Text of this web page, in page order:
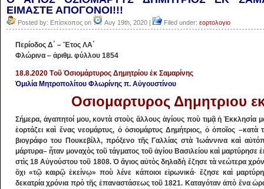
ΕΙΜΑΣΤΕ ΑΠΟΓΟΝΟΙ!!!
Posted by: Επίσκοπος on Αυγ 19th, 2020 | Filed under: εορτολογιο
Περίοδος Δ΄ – Ἔτος ΛΑ΄
Φλώρινα – ἀριθμ. φύλλου 1854
18.8.2020 Tοῦ Ὁσιομάρτυρος Δημητρίου ἐκ Σαμαρίνης
Ὁμιλία Μητροπολίτου Φλωρίνης π. Αὐγουστίνου
Οσιομαρτυρος Δημητριου
Σήμερα, ἀγαπητοί μου, κοντὰ στοὺς ἄλ­λους ἁγίους ποὺ τιμᾷ ἡ Ἐκκλησία
ἑ­ορτάζει καὶ ἕνας νεομάρτυς, ὁ ὁσιο­μάρ­τυς Δη­μήτριος, ὁ ὁποῖος –κατὰ
βιογράφο του Που­κεβίλλ, πρόξενο τῆς Γαλλίας στὰ Ἰωάν­νινα καὶ
μάρτυρα– ἦταν μοναχὸς τοῦ τά­γματος τοῦ ἁγίου Βασιλείου καὶ μαρτύρη­σε
στὶς 18 Αὐγούστου τοῦ 1808. Ὁ ἅ­γιος αὐ­τὸς δηλαδὴ ἔζησε τὰ νεώτερα
ὄχι «τῷ καιρῷ ἐκείνῳ» ποὺ λένε κάποιοι εἰρωνικά· ἔζησε καὶ
δεκατρία χρόνια πρὸ τῆς ἐπαναστάσεως τοῦ 1821. Καταγόταν ἀπὸ ἕνα